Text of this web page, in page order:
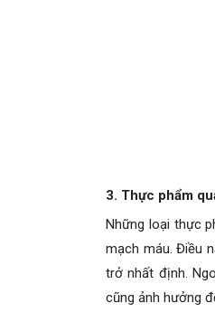
3. Thực phẩm
Những loại thực
mạch máu. Điều
trở nhất định.
cũng ảnh hưởng